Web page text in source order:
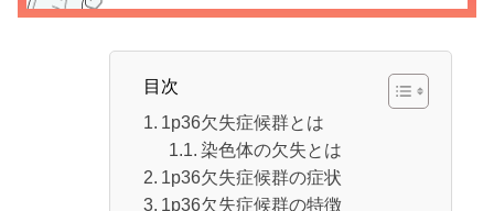
目次
1p36欠失症候群とは
染色体の欠失とは
1p36欠失症候群の症状
1p36欠失症候群の特徴